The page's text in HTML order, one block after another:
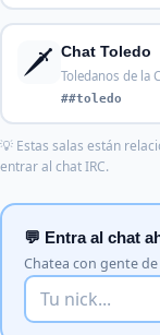
🗡️ Chat Toledo
Toledanos de la
##toledo
💡 Estas salas están
entrar al chat IRC.
💬 Entra al chat
Chatea con gente